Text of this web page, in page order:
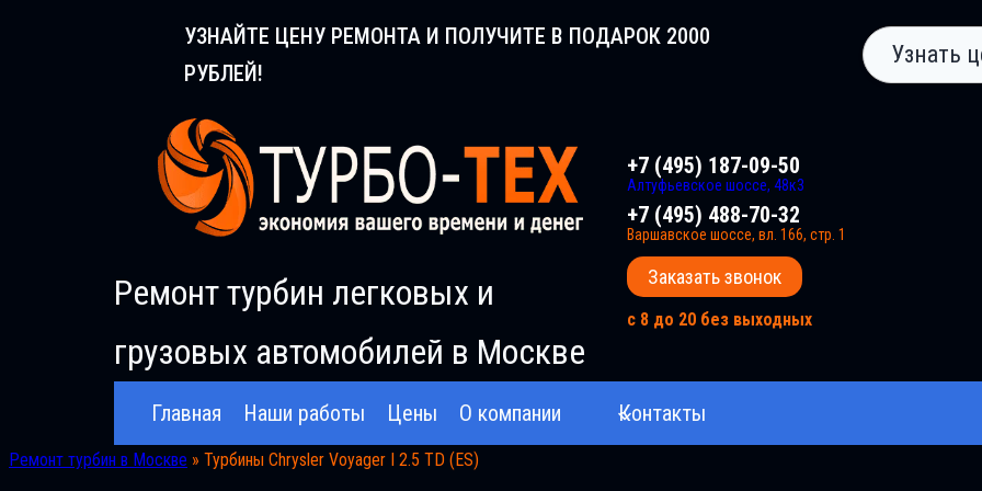
УЗНАЙТЕ ЦЕНУ РЕМОНТА И ПОЛУЧИТЕ В ПОДАРОК 2000
РУБЛЕЙ!
Узнать
Ремонт турбин легковых и
грузовых автомобилей в Москве
+7 (495) 187-09-50
Алтуфьевское шоссе, 48к3
+7 (495) 488-70-32
Варшавское шоссе, вл. 166, стр. 1
Заказать звонок
с 8 до 20 без выходных
Главная Наши работы Цены О компании Контакты
Ремонт турбин в Москве » Турбины Chrysler Voyager I 2.5 TD (ES)